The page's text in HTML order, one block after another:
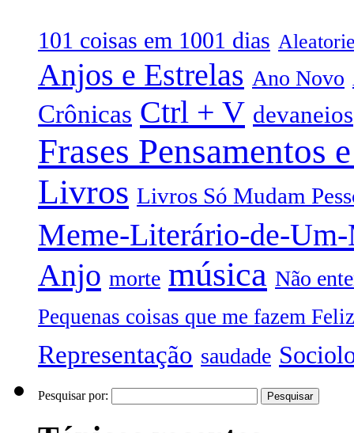
101 coisas em 1001 dias
Anjos e Estrelas Ano Novo
Crônicas Ctrl + V devaneios
Frases Pensamentos
Livros Livros Só Mudam
Meme-Literário-de-
Anjo morte música Não
Pequenas coisas que me fazem Feliz
Representação saudade
Pesquisar por: